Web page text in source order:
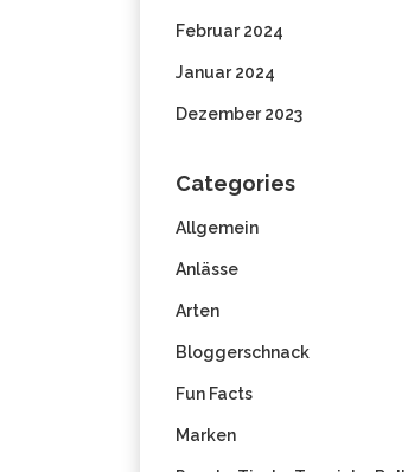
Februar 2024
Januar 2024
Dezember 2023
Categories
Allgemein
Anlässe
Arten
Bloggerschnack
Fun Facts
Marken